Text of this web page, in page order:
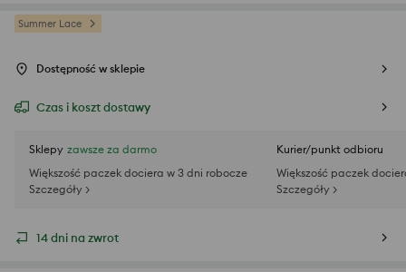
Summer Lace
Dostępność w sklepie
Czas i koszt dostawy
Sklepy zawsze za darmo
Większość paczek dociera w 3 dni robocze
Szczegóły >
Kurier/punkt odbioru
Większość paczek
Szczegóły >
14 dni na zwrot